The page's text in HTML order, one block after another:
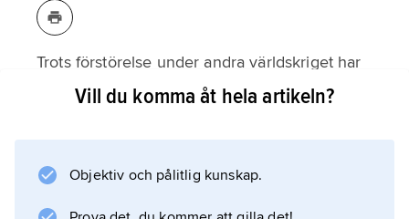
Trots förstörelse under andra världskriget har
staden ännu många äldre byggnader helt eller
baltisk tegelgotik
). Av dessa kyrkor är Nicolaikyrkan den mest
Vill du komma åt hela artikeln?
Objektiv och pålitlig kunskap.